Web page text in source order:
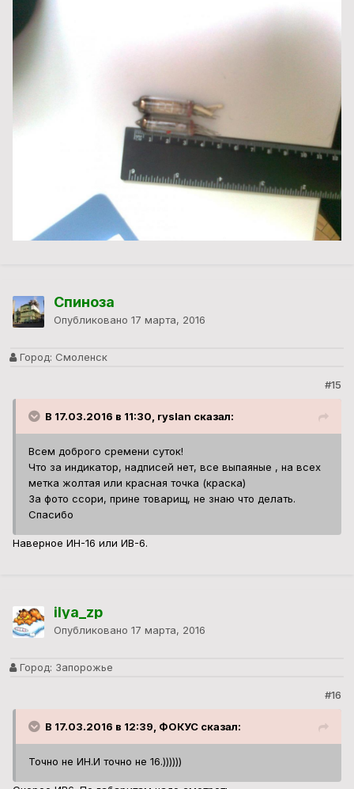
Спиноза
Опубликовано 17 марта, 2016
Город: Смоленск
#15
В 17.03.2016 в 11:30, ryslan сказал:
Всем доброго сремени суток!
Что за индикатор, надписей нет, все выпаяные , на всех
метка жолтая или красная точка (краска)
За фото ссори, прине товарищ, не знаю что делать.
Спасибо
Наверное ИН-16 или ИВ-6.
ilya_zp
Опубликовано 17 марта, 2016
Город: Запорожье
#16
В 17.03.2016 в 12:39, ФОКУС сказал:
Точно не ИН.И точно не 16.))))))